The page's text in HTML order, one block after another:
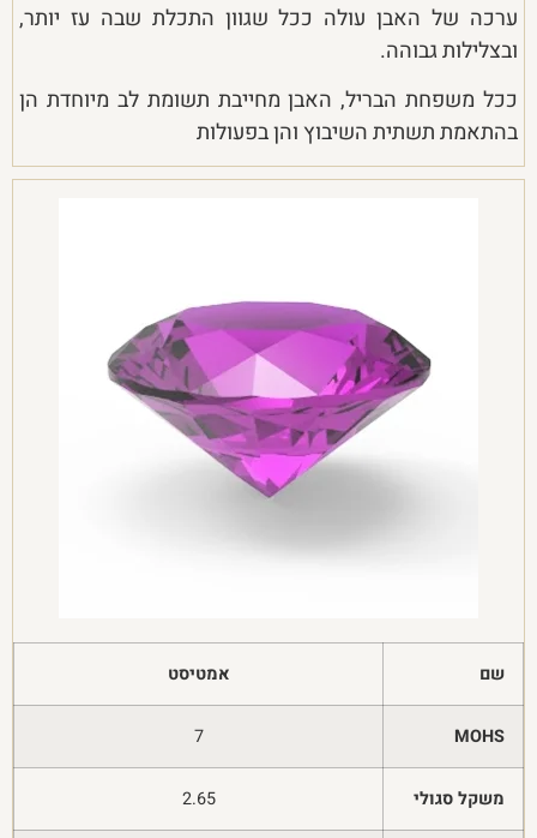
ערכה של האבן עולה ככל שגוון התכלת שבה עז יותר,
ובצלילות גבוהה.
ככל משפחת הבריל, האבן מחייבת תשומת לב מיוחדת הן
בהתאמת תשתית השיבוץ והן בפעולות
שם אמטיסט
MOHS
7
משקל סגולי 2.65